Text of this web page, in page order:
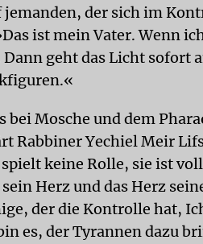
jemanden, der sich im
ist mein Vater. Wenn
geht das Licht sofort
bei Mosche und dem
Rabbiner Yechiel Meir
spielt keine Rolle, sie ist
Herz und das Herz
der die Kontrolle hat,
es, der Tyrannen dazu